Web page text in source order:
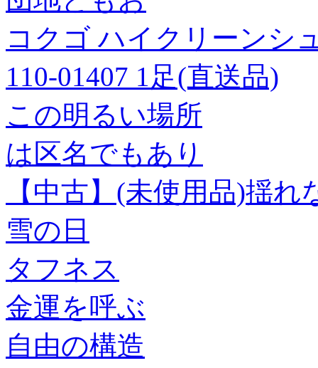
コクゴ ハイクリーンシ
110-01407 1足(直送品)
この明るい場所
は区名でもあり
【中古】(未使用品)揺
雪の日
タフネス
金運を呼ぶ
自由の構造